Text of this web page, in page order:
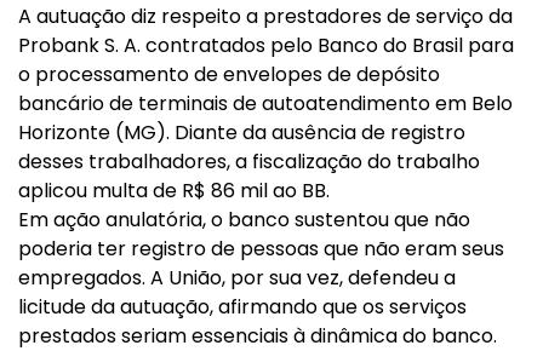
A autuação diz respeito a prestadores de serviço da
Probank S. A. contratados pelo Banco do Brasil para
o processamento de envelopes de depósito
bancário de terminais de autoatendimento em Belo
Horizonte (MG). Diante da ausência de registro
desses trabalhadores, a fiscalização do trabalho
aplicou multa de R$ 86 mil ao BB.
Em ação anulatória, o banco sustentou que não
poderia ter registro de pessoas que não eram seus
empregados. A União, por sua vez, defendeu a
licitude da autuação, afirmando que os serviços
prestados seriam essenciais à dinâmica do banco.